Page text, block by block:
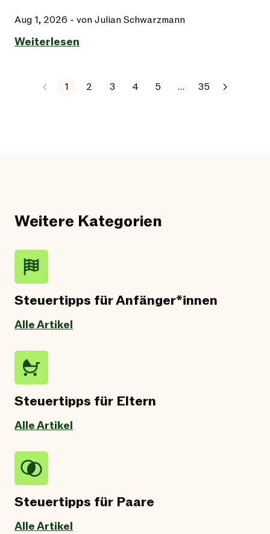
Aug 1, 2026 - von Julian Schwarzmann
Weiterlesen
1 2 3 4 5 … 35
Weitere Kategorien
Steuertipps für Anfänger*innen
Alle Artikel
Steuertipps für Eltern
Alle Artikel
Steuertipps für Paare
Alle Artikel